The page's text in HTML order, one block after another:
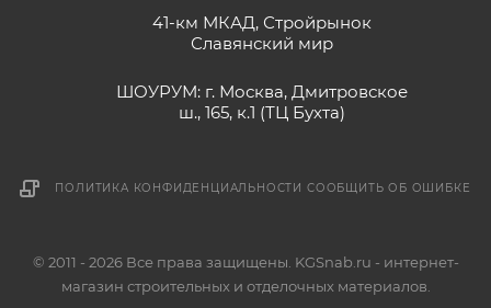
41-км МКАД, Стройрынок
Славянский мир
ШОУРУМ: г. Москва, Дмитровское
ш., 165, к.1 (ТЦ Бухта)
ПОЛИТИКА КОНФИДЕНЦИАЛЬНОСТИ СООБЩИТЬ ОБ ОШИБКЕ
© 2011 - 2026 Все права защищены. KGSnab.ru - интернет-
магазин строительных и отделочных материалов.